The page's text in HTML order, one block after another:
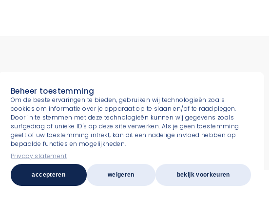
Beheer toestemming
Om de beste ervaringen te bieden, gebruiken wij technologieën zoals
cookies om informatie over je apparaat op te slaan en/of te raadplegen.
Door in te stemmen met deze technologieën kunnen wij gegevens zoals
surfgedrag of unieke ID's op deze site verwerken. Als je geen toestemming
geeft of uw toestemming intrekt, kan dit een nadelige invloed hebben op
bepaalde functies en mogelijkheden.
Privacy statement
accepteren weigeren bekijk voorkeuren
E.
info.netherlands@dils.com
voorwaarden Design by LEFHEBBERS